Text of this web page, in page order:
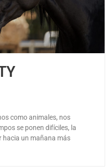
como animales, nos
se ponen difíciles, la
hacia un mañana más